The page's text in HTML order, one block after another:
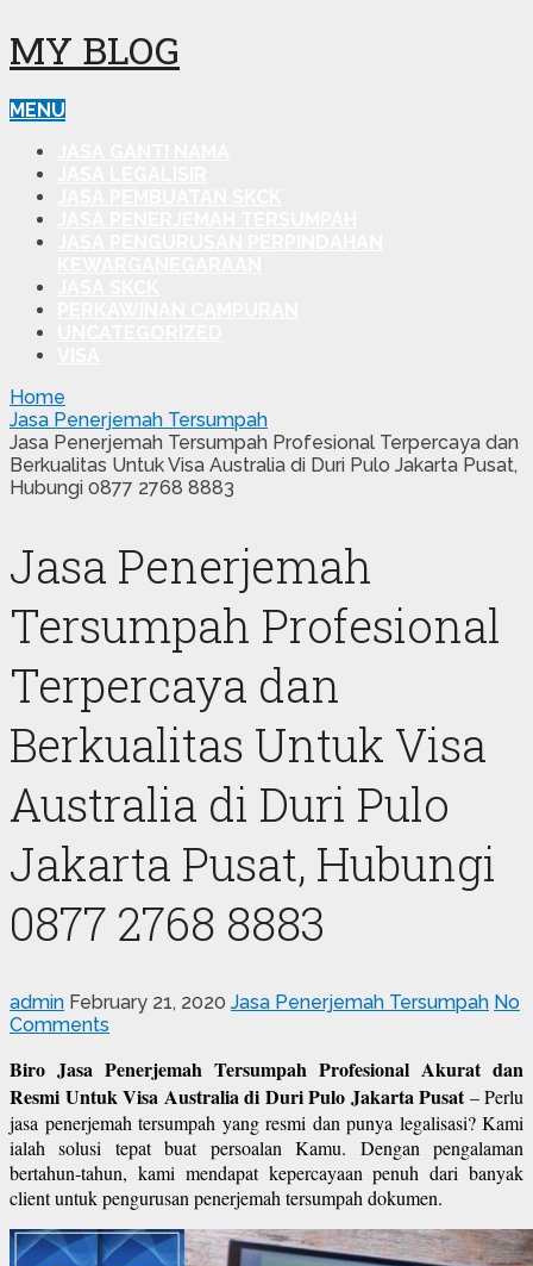
MY BLOG
MENU
Home
Jasa Penerjemah Tersumpah
Jasa Penerjemah Tersumpah Profesional Terpercaya dan
Berkualitas Untuk Visa Australia di Duri Pulo Jakarta Pusat,
Hubungi 0877 2768 8883
Jasa Penerjemah
Tersumpah Profesional
Terpercaya dan
Berkualitas Untuk Visa
Australia di Duri Pulo
Jakarta Pusat, Hubungi
0877 2768 8883
admin February 21, 2020 Jasa Penerjemah Tersumpah No
Comments
Biro Jasa Penerjemah Tersumpah Profesional Akurat dan
Resmi Untuk Visa Australia di Duri Pulo Jakarta Pusat– Perlu
jasa penerjemah tersumpah yang resmi dan punya legalisasi? Kami
ialah solusi tepat buat persoalan Kamu. Dengan pengalaman
bertahun-tahun, kami mendapat kepercayaan penuh dari banyak
client untuk pengurusan penerjemah tersumpah dokumen.